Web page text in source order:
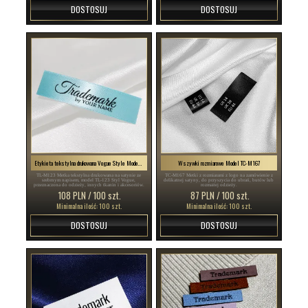
DOSTOSUJ DOSTOSUJ
Etykieta tekstylna drukowana Vogue Style Model TL-M123
TL-M123 Metka tekstylna drukowana na satynie ze
srebrnym napisem, model TL-123 Styl Vogue,
przeznaczona do odzieży, innych tkanin i akcesoriów.
108 PLN / 100 szt.
Minimalna ilość: 100 szt.
DOSTOSUJ
Wszywki rozmiarowe Model TC-M167
TC-M167 Metki z rozmiarami z logo na zamówienie z
delikatnej satyny, do przyszycia do ubrań, butów lub
rozmaitej odzieży.
87 PLN / 100 szt.
Minimalna ilość: 100 szt.
DOSTOSUJ